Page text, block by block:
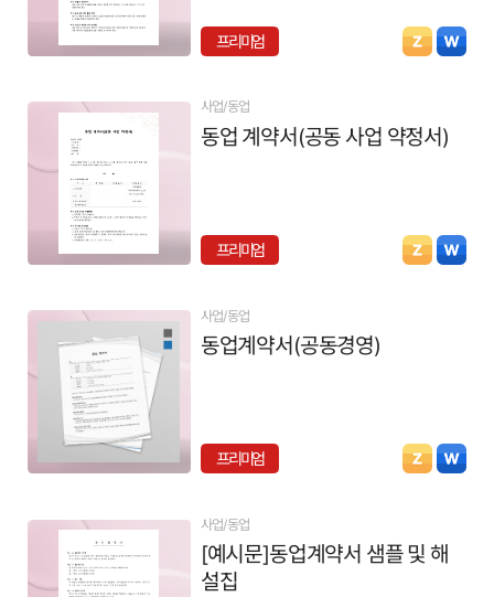
프리미엄
사업/동업
동업 계약서(공동 사업 약정서)
프리미엄
사업/동업
동업계약서(공동경영)
프리미엄
사업/동업
[예시문]동업계약서 샘플 및 해
설집